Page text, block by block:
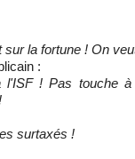
la fortune ! On
:
l'ISF ! Pas touche
surtaxés !